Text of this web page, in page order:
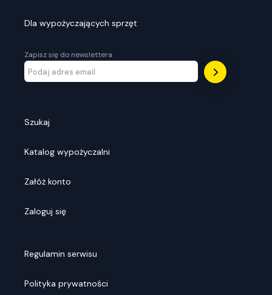
Dla wypożyczających sprzęt
Zapisz się do newslettera
Szukaj
Katalog wypożyczalni
Załóż konto
Zaloguj się
Regulamin serwisu
Polityka prywatności